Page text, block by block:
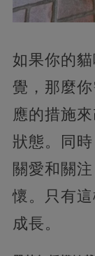
如果你的
覺，那麼
應的措施
狀態。同
關愛和關
懷。只有
成長。